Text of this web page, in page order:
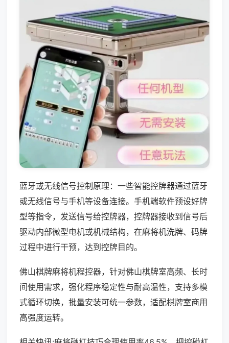
蓝牙或无线信号控制原理：一些智能控牌器通过蓝牙
或无线信号与手机等设备连接。手机端软件预设好牌
型等指令，发送信号给控牌器，控牌器接收到信号后
驱动内部微型电机或机械结构，在麻将机洗牌、码牌
过程中进行干预，达到控牌目的。
佛山棋牌麻将机程控器，针对佛山棋牌室高频、长时
间使用需求，强化程序稳定性与耐高温性，支持多模
式循环切换，批量安装可统一参数，适配棋牌室商用
高强度运转。